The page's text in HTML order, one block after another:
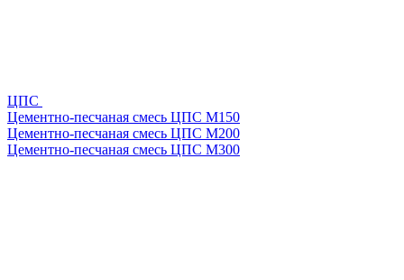
ЦПС
Цементно-песчаная смесь ЦПС М150
Цементно-песчаная смесь ЦПС М200
Цементно-песчаная смесь ЦПС М300